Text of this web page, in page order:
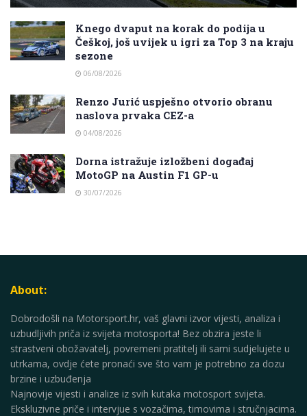
Knego dvaput na korak do podija u
Češkoj, još uvijek u igri za Top 3 na kraju
sezone
06/08/2026
Renzo Jurić uspješno otvorio obranu
naslova prvaka CEZ-a
04/08/2026
Dorna istražuje izložbeni događaj
MotoGP na Austin F1 GP-u
30/07/2026
About:
Dobrodošli na Motorsport.hr, vaš glavni izvor vijesti, analiza i
uzbudljivih priča iz svijeta motosporta! Bez obzira jeste li
strastveni obožavatelj, povremeni pratitelj ili sami sudjelujete u
utrkama, ovdje ćete pronaći sve što vam je potrebno za dozu
brzine i uzbuđenja
Najnovije vijesti i analize iz svih kutaka motosport svijeta.
Ekskluzivne priče i intervjue s vozačima, timovima i stručnjacima.